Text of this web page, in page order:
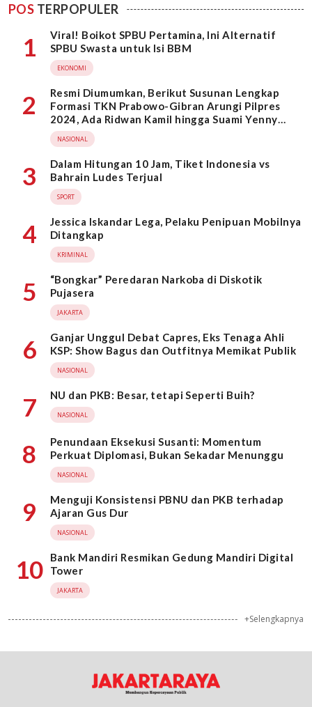
POS TERPOPULER
1
Viral! Boikot SPBU Pertamina, Ini Alternatif
SPBU Swasta untuk Isi BBM
EKONOMI
2
Resmi Diumumkan, Berikut Susunan Lengkap
Formasi TKN Prabowo-Gibran Arungi Pilpres
2024, Ada Ridwan Kamil hingga Suami Yenny
Wahid
NASIONAL
3
Dalam Hitungan 10 Jam, Tiket Indonesia vs
Bahrain Ludes Terjual
SPORT
4
Jessica Iskandar Lega, Pelaku Penipuan Mobilnya
Ditangkap
KRIMINAL
5
“Bongkar” Peredaran Narkoba di Diskotik
Pujasera
JAKARTA
6
Ganjar Unggul Debat Capres, Eks Tenaga Ahli
KSP: Show Bagus dan Outfitnya Memikat Publik
NASIONAL
7 NU dan PKB: Besar, tetapi Seperti Buih?
NASIONAL
8
Penundaan Eksekusi Susanti: Momentum
Perkuat Diplomasi, Bukan Sekadar Menunggu
NASIONAL
9
Menguji Konsistensi PBNU dan PKB terhadap
Ajaran Gus Dur
NASIONAL
10
Bank Mandiri Resmikan Gedung Mandiri Digital
Tower
JAKARTA
+Selengkapnya